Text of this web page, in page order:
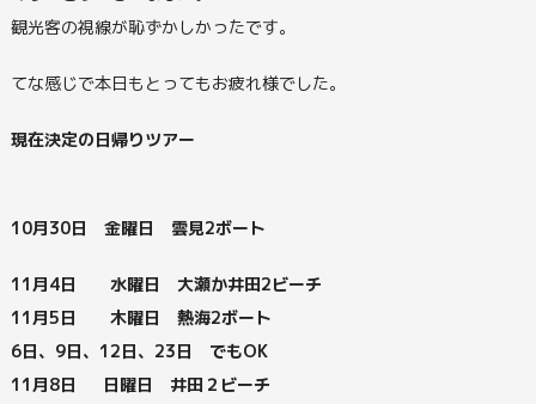
観光客の視線が恥ずかしかったです。
てな感じで本日もとってもお疲れ様でした。
現在決定の日帰りツアー
10月30日 金曜日 雲見2ボート
11月4日 水曜日 大瀬か井田2ビーチ
11月5日 木曜日 熱海2ボート
6日、9日、12日、23日 でもOK
11月8日 日曜日 井田２ビーチ